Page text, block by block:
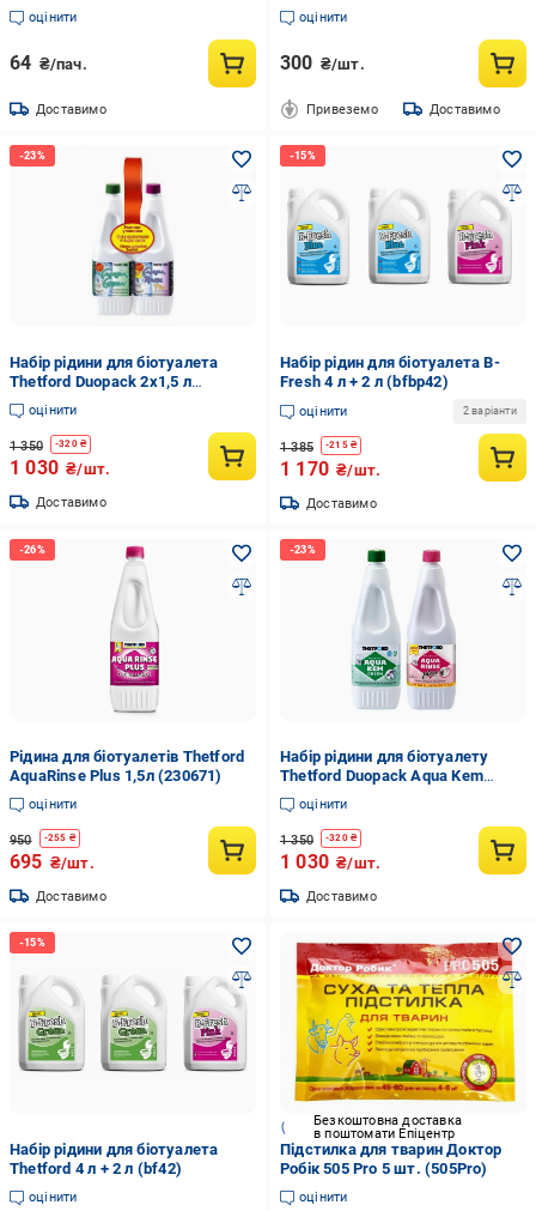
запаху СЕПТИК PRO ЕКСПЕРТ
100 мл (35262999)
оцінити
64 ₴/пач.
Доставимо
оцінити
300 ₴/шт.
Привеземо Доставимо
Набір рідини для біотуалета
Thetford Duopack 2x1,5 л
(duopack)
оцінити
1 350 -320₴
1 030 ₴/шт.
Доставимо
Набір рідин для біотуалета B-
Fresh 4 л + 2 л (bfbp42)
оцінити 2 варіанти
1 385 -215₴
1 170 ₴/шт.
Доставимо
Рідина для біотуалетів Thetford
AquaRinse Plus 1,5л (230671)
оцінити
950 -255 ₴
695 ₴/шт.
Доставимо
Набір рідини для біотуалету
Thetford Duopack Aqua Kem
Green/Aqua Rinse Plus 2x1,5 л
(AKGAR)
оцінити
1 350 -320₴
1 030 ₴/шт.
Доставимо
Набір рідини для біотуалета
Thetford 4 л + 2 л (bf42)
оцінити
Безкоштовна доставка
в поштомати Епіцентр
Підстилка для тварин Доктор
Робік 505 Pro 5 шт. (505Pro)
оцінити